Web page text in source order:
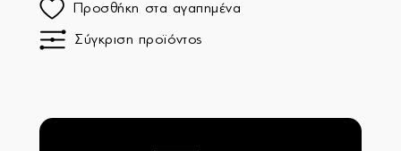
Προσθήκη στα αγαπημένα
Σύγκριση προϊόντος